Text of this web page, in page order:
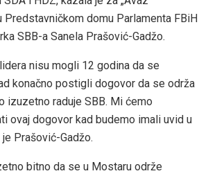
Predstavničkom domu Parlamenta FBiH
SBB-a Sanela Prašović-Gadžo.
nisu mogli 12 godina da se
konačno postigli dogovor da se održa
izuzetno raduje SBB. Mi ćemo
ovaj dogovor kad budemo imali uvid u
Prašović-Gadžo.
bitno da se u Mostaru održe